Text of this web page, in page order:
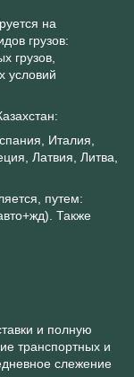
на
грузов:
грузов,
условий
Италия,
Латвия, Литва,
путем:
Также
и полную
транспортных и
слежение